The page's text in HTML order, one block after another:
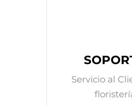
Servicio al